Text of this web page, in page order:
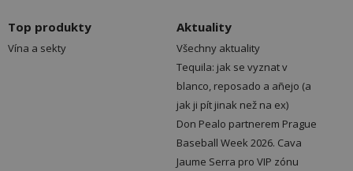
Top produkty
Vína a sekty
Aktuality
Všechny aktuality
Tequila: jak se vyznat v
blanco, reposado a añejo (a
jak ji pít jinak než na ex)
Don Pealo partnerem Prague
Baseball Week 2026. Cava
Jaume Serra pro VIP zónu